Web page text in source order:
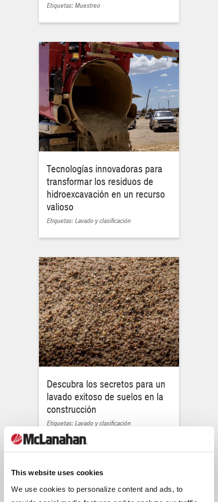
This website uses cookies
We use cookies to personalize content and ads, to
Etiquetas: Muestreo
Tecnologías innovadoras para
transformar los residuos de
hidroexcavación en un recurso
valioso
Etiquetas: Lavado y clasificación
Descubra los secretos para un
lavado exitoso de suelos en la
construcción
Etiquetas: Lavado y clasificación